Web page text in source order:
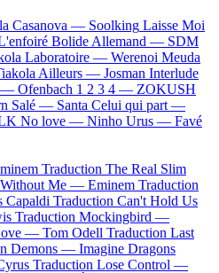
Casanova — Soolking Laisse Moi
Bolide Allemand — SDM
Laboratoire — Werenoi Meuda
Ailleurs — Josman Interlude
— Ofenbach 1 2 3 4 — ZOKUSH
Salé — Santa Celui qui part —
No love — Ninho Urus — Favé
Traduction The Real Slim
Without Me — Eminem Traduction
Capaldi Traduction Can't Hold Us
Traduction Mockingbird —
— Tom Odell Traduction Last
Demons — Imagine Dragons
Traduction Lose Control —